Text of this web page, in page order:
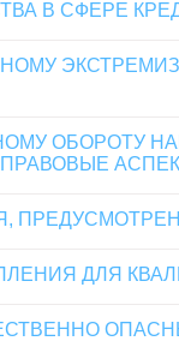
В СФЕРЕ
ОБОРОТУ
ДЛЯ